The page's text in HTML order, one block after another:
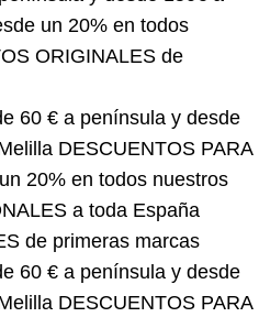
ORIGINALES
DESCUENTOS PARA
20% en todos nuestros
a toda España
de primeras marcas
60 € a península y desde
DESCUENTOS PARA
20% en todos nuestros